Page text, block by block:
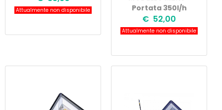
Attualmente non disponibile
Portata 350l/h
€ 52,00
Attualmente non disponibile